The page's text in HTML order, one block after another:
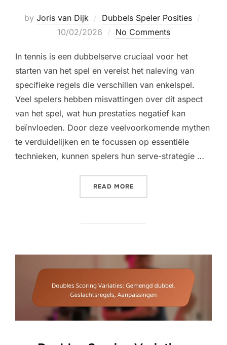
by Joris van Dijk Dubbels Speler Posities
10/02/2026 No Comments
In tennis is een dubbelserve cruciaal voor het
starten van het spel en vereist het naleving van
specifieke regels die verschillen van enkelspel.
Veel spelers hebben misvattingen over dit aspect
van het spel, wat hun prestaties negatief kan
beïnvloeden. Door deze veelvoorkomende mythen
te verduidelijken en te focussen op essentiële
technieken, kunnen spelers hun serve-strategie …
READ MORE